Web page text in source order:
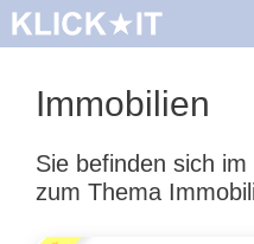
Zum
Inhalt
Immobilien
Sie befinden sich
zum Thema